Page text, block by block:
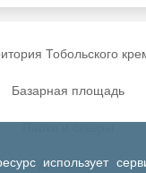
использует
Тобольского
Базарная площадь
ДК Синтез